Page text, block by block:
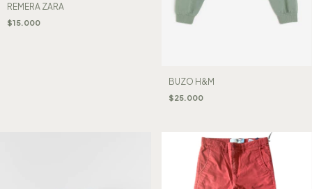
REMERA ZARA
$15.000
BUZO H&M
$25.000